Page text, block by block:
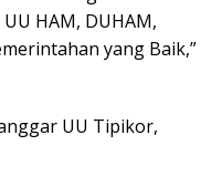
HAM, DUHAM,
yang Baik,”
UU Tipikor,